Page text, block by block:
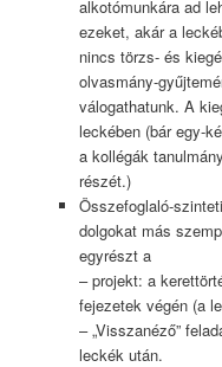
alkotómunkára ad
ezeket, akár a
nincs törzs- és
olvasmány-
válogathatunk. A
leckében (bár egy-
a kollégák
részét.)
Összefoglaló-
dolgokat más
egyrészt a
– projekt: a
fejezetek végén
– „Visszanéző”
leckék után.